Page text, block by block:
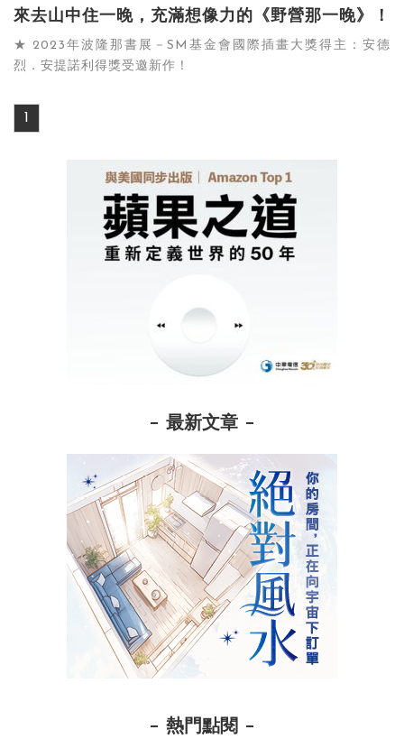
來去山中住一晚，充滿想像力的《野營那一晚》！
★ 2023年波隆那書展－SM基金會國際插畫大獎得主：安德
烈．安提諾利得獎受邀新作！
1
最新文章
熱門點閱